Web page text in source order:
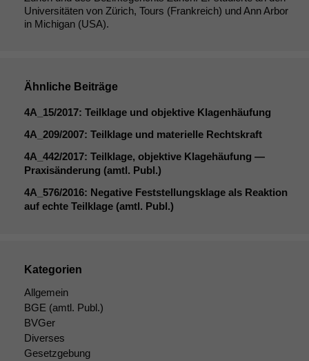
Universitäten von Zürich, Tours (Frankreich) und Ann Arbor
in Michigan (USA).
Ähnliche Beiträge
4A_15/2017: Teilklage und objektive Klagenhäufung
4A_209/2007: Teilklage und materielle Rechtskraft
4A_442/2017: Teilklage, objektive Klagehäufung —
Praxisänderung (amtl. Publ.)
4A_576/2016: Negative Feststellungsklage als Reaktion
auf echte Teilklage (amtl. Publ.)
Kategorien
Allgemein
BGE (amtl. Publ.)
BVGer
Diverses
Gesetzgebung
Diese
korrekt
werden kann.
Statistiken
Um unsere